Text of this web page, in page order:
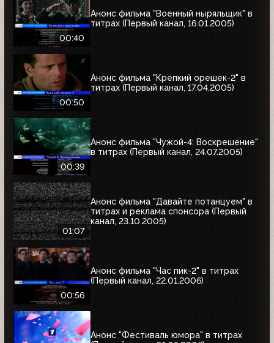
00:40
Анонс фильма "Военный ныряльщик" в
титрах (Первый канал, 16.01.2005)
00:50
Анонс фильма "Крепкий орешек-2" в
титрах (Первый канал, 17.04.2005)
00:39
Анонс фильма "Чужой-4: Воскрешение"
в титрах (Первый канал, 24.07.2005)
01:07
Анонс фильма "Давайте потанцуем" в
титрах и реклама спонсора (Первый
канал, 23.10.2005)
00:56
Анонс фильма "Час пик-2" в титрах
(Первый канал, 22.01.2006)
Анонс "Фестиваль юмора" в титрах